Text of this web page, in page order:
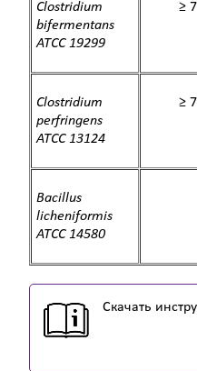
Clostridium
bifermentans
ATCC 19299
≥
Clostridium
perfringens
ATCC 13124
≥
Bacillus
licheniformis
ATCC 14580
Скачать